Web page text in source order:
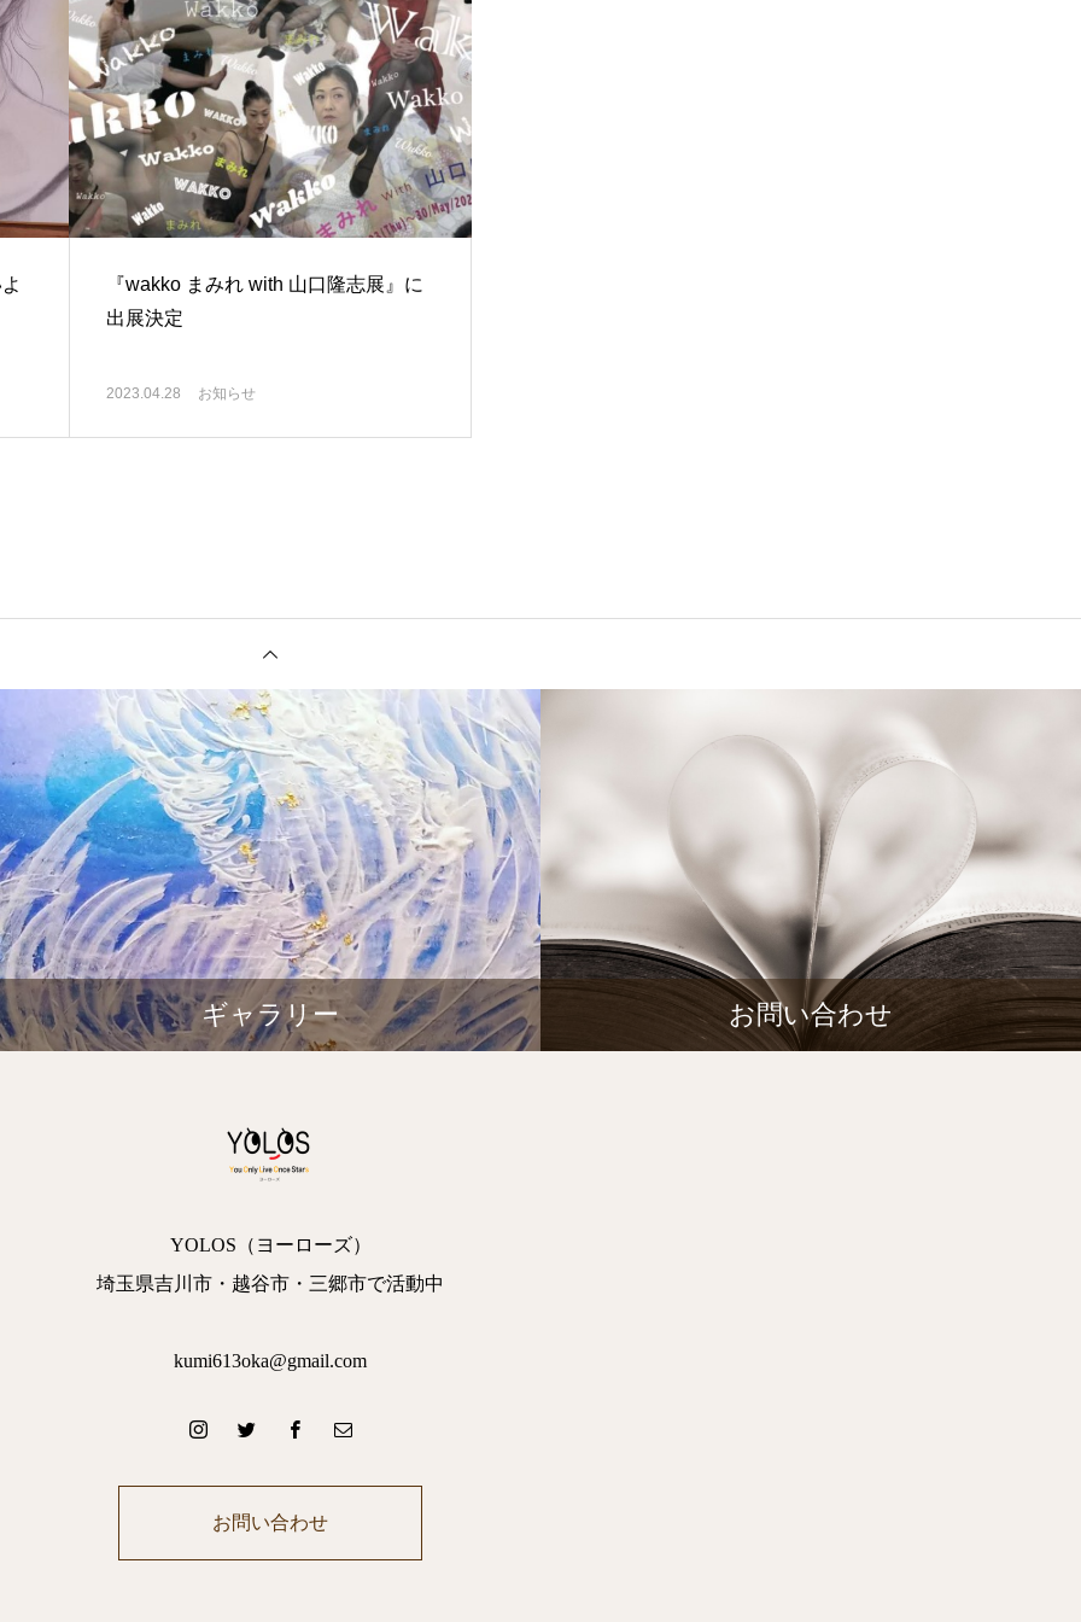
『wakko まみれ with 山口隆志展』に
出展決定
2023.04.28 お知らせ
ギャラリー お問い合わせ
YOLOS（ヨーローズ）
埼玉県吉川市・越谷市・三郷市で活動中
kumi613oka@gmail.com
お問い合わせ